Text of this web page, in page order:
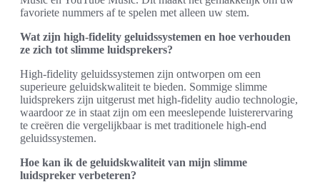
favoriete nummers af te spelen met alleen uw stem.
Wat zijn high-fidelity geluidssystemen en hoe verhouden
ze zich tot slimme luidsprekers?
High-fidelity geluidssystemen zijn ontworpen om een
superieure geluidskwaliteit te bieden. Sommige slimme
luidsprekers zijn uitgerust met high-fidelity audio technologie,
waardoor ze in staat zijn om een meeslepende luisterervaring
te creëren die vergelijkbaar is met traditionele high-end
geluidssystemen.
Hoe kan ik de geluidskwaliteit van mijn slimme
luidspreker verbeteren?